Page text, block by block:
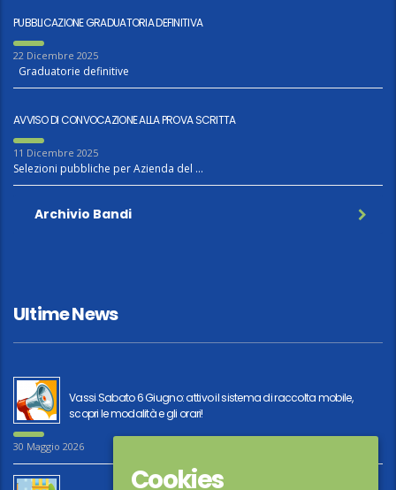
PUBBLICAZIONE GRADUATORIA DEFINITIVA
22 Dicembre 2025
Graduatorie definitive
AVVISO DI CONVOCAZIONE ALLA PROVA SCRITTA
11 Dicembre 2025
Selezioni pubbliche per Azienda del …
Archivio Bandi
Ultime News
Vassi Sabato 6 Giugno: attivo il sistema di raccolta mobile,
scopri le modalità e gli orari!
30 Maggio 2026
Cookies